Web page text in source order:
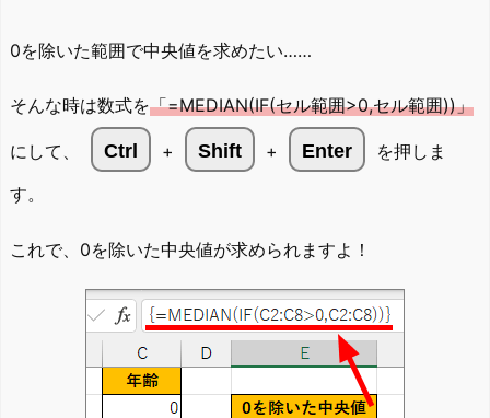
0を除いた範囲で中央値を求めたい……
そんな時は数式を「=MEDIAN(IF(セル範囲>0,セル範囲))」
にして、 Ctrl + Shift + Enter
を押しま
す。
これで、0を除いた中央値が求められますよ！